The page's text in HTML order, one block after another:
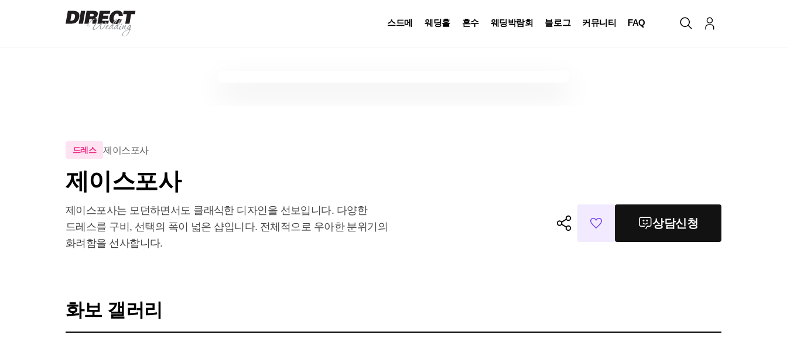
스드메 웨딩홀 혼수 웨딩박람회 블로그 커뮤니티 FAQ
드레스 제이스포사
제이스포사
제이스포사는 모던하면서도 클래식한 디자인을 선보입니다. 다양한
드레스를 구비, 선택의 폭이 넓은 샵입니다. 전체적으로 우아한 분위기의
화려함을 선사합니다.
상담신청
화보 갤러리